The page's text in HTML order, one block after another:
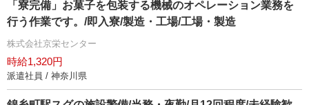
「寮完備」お菓子を包装する機械のオペレーション業務を
行う作業です。/即入寮/製造・工場/工場・製造
株式会社京栄センター
時給1,320円
派遣社員 / 神奈川県